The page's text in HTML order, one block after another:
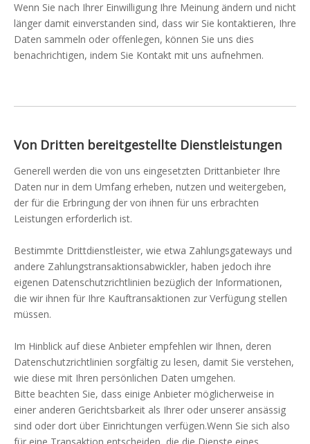
Wenn Sie nach Ihrer Einwilligung Ihre Meinung ändern und nicht
länger damit einverstanden sind, dass wir Sie kontaktieren, Ihre
Daten sammeln oder offenlegen, können Sie uns dies
benachrichtigen, indem Sie Kontakt mit uns aufnehmen.
Von Dritten bereitgestellte Dienstleistungen
Generell werden die von uns eingesetzten Drittanbieter Ihre
Daten nur in dem Umfang erheben, nutzen und weitergeben,
der für die Erbringung der von ihnen für uns erbrachten
Leistungen erforderlich ist.
Bestimmte Drittdienstleister, wie etwa Zahlungsgateways und
andere Zahlungstransaktionsabwickler, haben jedoch ihre
eigenen Datenschutzrichtlinien bezüglich der Informationen,
die wir ihnen für Ihre Kauftransaktionen zur Verfügung stellen
müssen.
Im Hinblick auf diese Anbieter empfehlen wir Ihnen, deren
Datenschutzrichtlinien sorgfältig zu lesen, damit Sie verstehen,
wie diese mit Ihren persönlichen Daten umgehen.
Bitte beachten Sie, dass einige Anbieter möglicherweise in
einer anderen Gerichtsbarkeit als Ihrer oder unserer ansässig
sind oder dort über Einrichtungen verfügen.Wenn Sie sich also